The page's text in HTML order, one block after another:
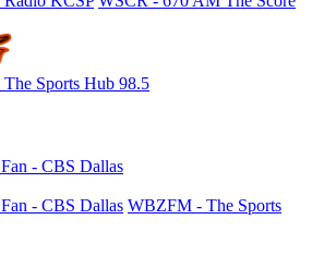
Sports Hub 98.5
- CBS Dallas
- CBS Dallas WBZFM - The Sports